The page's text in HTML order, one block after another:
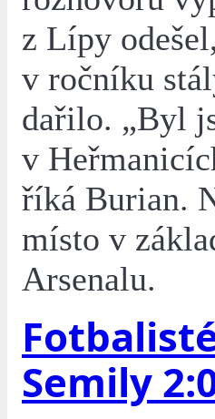
z Lípy
v ročníku
dařilo. „Byl
v
říká Burian.
místo v
Arsenalu.
Semily